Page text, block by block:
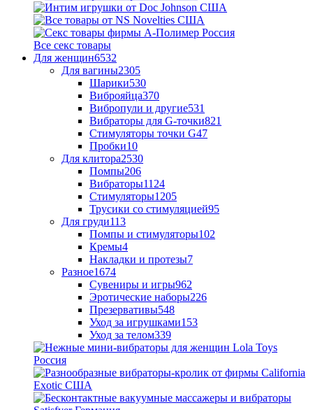
Все секс товары
Для женщин6532
Для вагины2305
Шарики530
Виброяйца370
Вибропули и другие531
Вибраторы для G-точки821
Стимуляторы точки G47
Пробки10
Для клитора2530
Помпы206
Вибраторы1124
Стимуляторы1205
Трусики со стимуляцией95
Для груди113
Помпы и стимуляторы102
Кремы4
Накладки и протезы7
Разное1674
Сувениры и игры962
Эротические наборы226
Презервативы548
Уход за игрушками153
Уход за телом339